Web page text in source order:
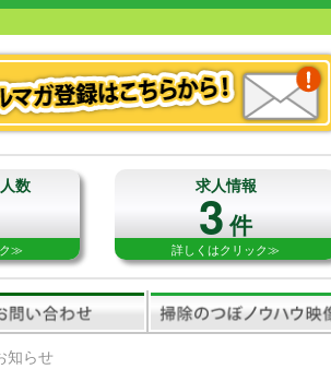
数
≫
求人情報
3件
詳しくはクリック≫
知らせ